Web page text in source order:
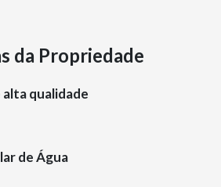
da Propriedade
Acabamentos de alta qualidade
de Água